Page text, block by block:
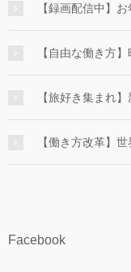
【録画配信中】
【自由な働き方
【旅好き集まれ
【働き方改革】
Facebook